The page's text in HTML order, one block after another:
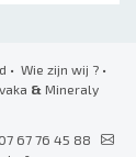
• Wie zijn wij ? •
& Mineraly
07 67 76 45 88